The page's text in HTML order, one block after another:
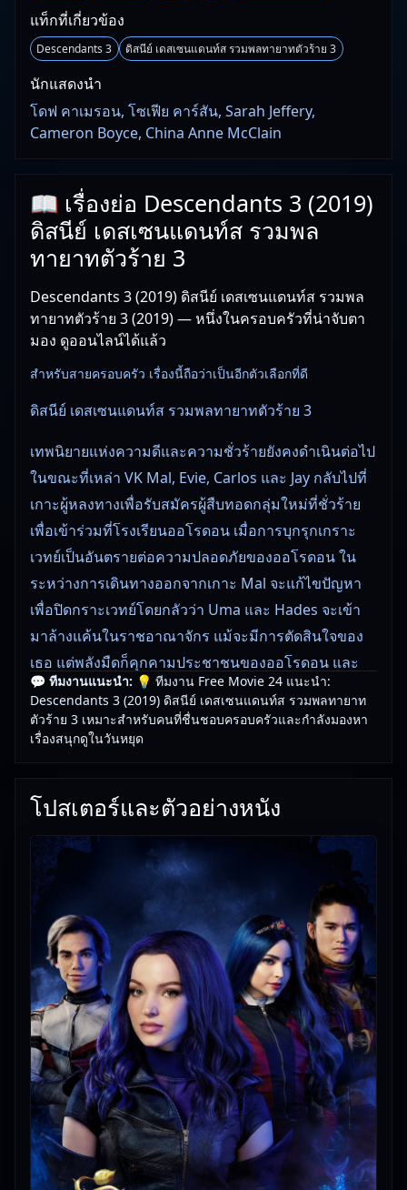
แท็กที่เกี่ยวข้อง
Descendants 3 ดิสนีย์ เดสเซนแดนท์ส รวมพลทายาทตัวร้าย 3
นักแสดงนำ
โดฟ คาเมรอน, โซเฟีย คาร์สัน, Sarah Jeffery,
Cameron Boyce, China Anne McClain
📖 เรื่องย่อ Descendants 3 (2019)
ดิสนีย์ เดสเซนแดนท์ส รวมพล
ทายาทตัวร้าย 3
Descendants 3 (2019) ดิสนีย์ เดสเซนแดนท์ส รวมพล
ทายาทตัวร้าย 3 (2019) — หนึ่งในครอบครัวที่น่าจับตา
มอง ดูออนไลน์ได้แล้ว
สำหรับสายครอบครัว เรื่องนี้ถือว่าเป็นอีกตัวเลือกที่ดี
ดิสนีย์ เดสเซนแดนท์ส รวมพลทายาทตัวร้าย 3
เทพนิยายแห่งความดีและความชั่วร้ายยังคงดำเนินต่อไป
ในขณะที่เหล่า VK Mal, Evie, Carlos และ Jay กลับไปที่
เกาะผู้หลงทางเพื่อรับสมัครผู้สืบทอดกลุ่มใหม่ที่ชั่วร้าย
เพื่อเข้าร่วมที่โรงเรียนออโรดอน เมื่อการบุกรุกเกราะ
เวทย์เป็นอันตรายต่อความปลอดภัยของออโรดอน ใน
ระหว่างการเดินทางออกจากเกาะ Mal จะแก้ไขปัญหา
เพื่อปิดกราะเวทย์โดยกลัวว่า Uma และ Hades จะเข้า
มาล้างแค้นในราชอาณาจักร แม้จะมีการตัดสินใจของ
เธอ แต่พลังมืดก็คุกคามประชาชนของออโรดอน และ
ขึ้นอยู่กับ Mal และ VK ที่จะช่วยทุกคนในการต่อสู้ครั้งยิ่ง
ใหญ่ที่สุดของพวกเขา
ชมได้ทันที
Descendants 3 (2019) ดิสนีย์ เดสเซนแดนท์ส รวมพล
ทายาทตัวร้าย 3 เป็นหนังใหม่ชนโรงที่มีเนื้อเรื่องน่า
ติดตามดูเพลิน ๆ
👍 Descendants 3 (2019) ดิสนีย์ เดสเซนแดนท์ส รวม
พลทายาทตัวร้าย 3 — หนังใหม่ชนโรงที่ทีมงานอยากให้
คุณลองดู
🎥อัปเดตโดยทีมงาน Free Movie 24— ตรวจสอบล่าสุด:
16/06/2026 |เกี่ยวกับเรา
💬 ทีมงานแนะนำ: 💡 ทีมงาน Free Movie 24 แนะนำ:
Descendants 3 (2019) ดิสนีย์ เดสเซนแดนท์ส รวมพลทายาท
ตัวร้าย 3 เหมาะสำหรับคนที่ชื่นชอบครอบครัวและกำลังมองหา
เรื่องสนุกดูในวันหยุด
โปสเตอร์และตัวอย่างหนัง